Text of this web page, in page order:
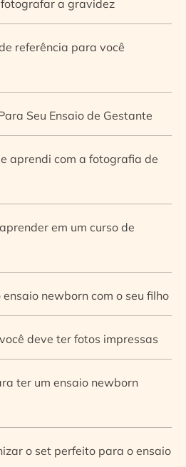
a gravidez
referência para você
Seu Ensaio de Gestante
aprendi com a fotografia de
em um curso de
newborn com o seu filho
deve ter fotos impressas
ter um ensaio newborn
o set perfeito para o ensaio